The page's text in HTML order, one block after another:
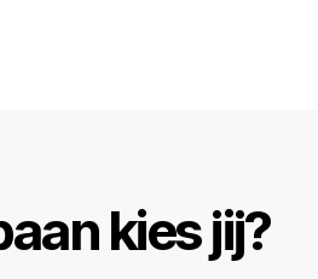
kies jij?